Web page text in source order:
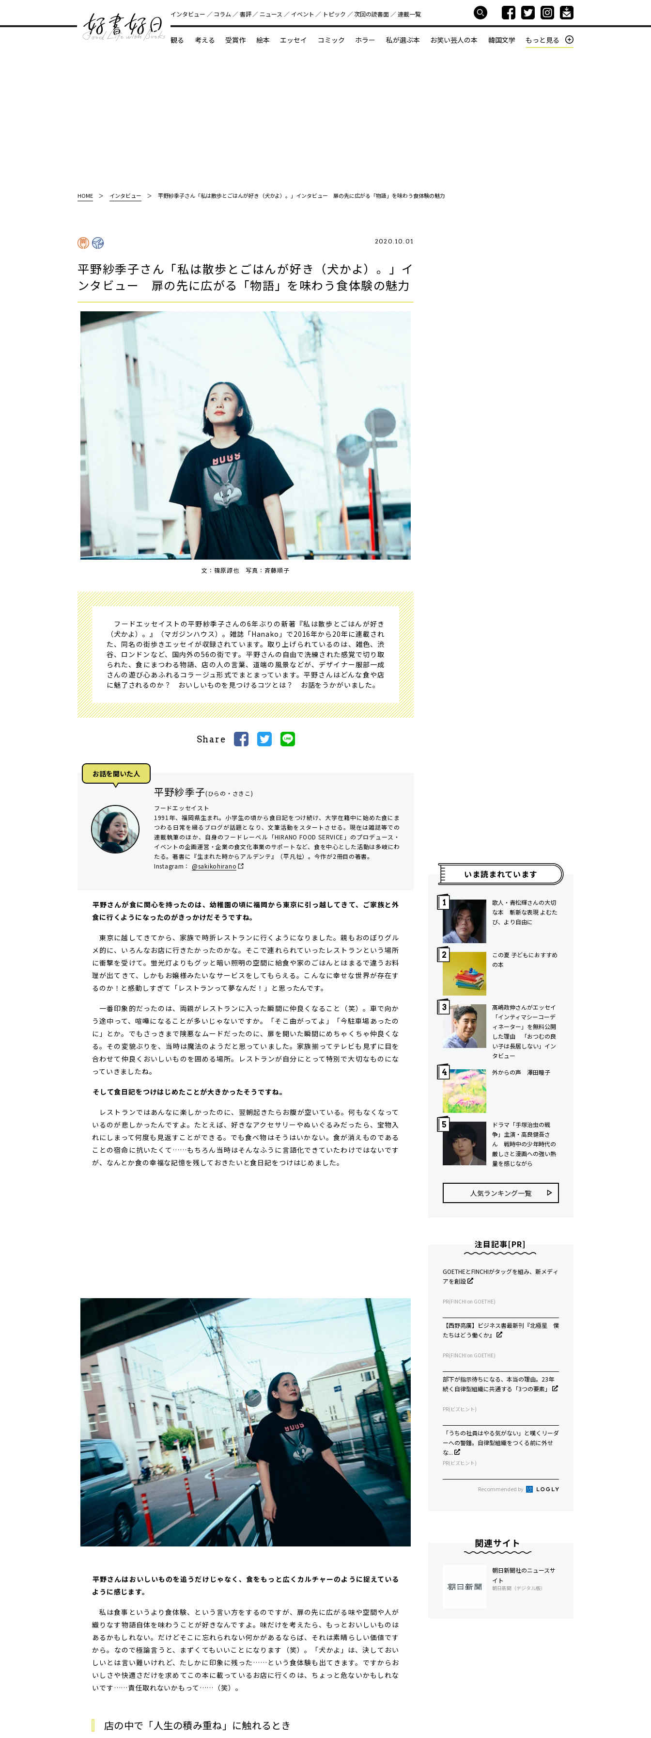
好書好日
インタビュー コラム 書評 ニュース イベント トピック 次回の読書⾯ 連載一覧
観る 考える 受賞作 絵本 エッセイ コミック ホラー 私が選ぶ本 お笑い芸人の本 韓国文学 もっと見る
HOME インタビュー 平野紗季子さん「私は散歩とごはんが好き（犬かよ）。」インタビュー 扉の先に広がる「物語」を味わう食体験の魅力
2020.10.01
平野紗季子さん「私は散歩とごはんが好き（犬かよ）。」イ
ンタビュー 扉の先に広がる「物語」を味わう食体験の魅力
文：篠原諄也 写真：斉藤順子
フードエッセイストの平野紗季子さんの6年ぶりの新著『私は散歩とごはんが好き
（犬かよ）。』（マガジンハウス）。雑誌「Hanako」で2016年から20年に連載され
た、同名の街歩きエッセイが収録されています。取り上げられているのは、雑色、渋
谷、ロンドンなど、国内外の56の街です。平野さんの自由で洗練された感覚で切り取
られた、食にまつわる物語、店の人の言葉、道端の風景などが、デザイナー服部一成
さんの遊び心あふれるコラージュ形式でまとまっています。平野さんはどんな食や店
に魅了されるのか？ おいしいものを見つけるコツとは？ お話をうかがいました。
Share
お話を聞いた⼈
平野紗季子(ひらの・さきこ)
フードエッセイスト
1991年、福岡県生まれ。小学生の頃から食日記をつけ続け、大学在籍中に始めた食にま
つわる日常を綴るブログが話題となり、文筆活動をスタートさせる。現在は雑誌等での
連載執筆のほか、自身のフードレーベル「HIRANO FOOD SERVICE」のプロデュース・
イベントの企画運営・企業の食文化事業のサポートなど、食を中心とした活動は多岐にわ
たる。著書に『生まれた時からアルデンテ』（平凡社）。今作が2冊目の著書。
Instagram： @sakikohirano
――平野さんが食に関心を持ったのは、幼稚園の頃に福岡から東京に引っ越してきて、ご家族と外
食に行くようになったのがきっかけだそうですね。
東京に越してきてから、家族で時折レストランに行くようになりました。親もおのぼりグル
メ的に、いろんなお店に行きたかったのかな。そこで連れられていったレストランという場所
に衝撃を受けて。蛍光灯よりもグッと暗い照明の空間に給食や家のごはんとはまるで違うお料
理が出てきて、しかもお嬢様みたいなサービスをしてもらえる。こんなに幸せな世界が存在す
るのか！と感動しすぎて「レストランって夢なんだ！」と思ったんです。
一番印象的だったのは、両親がレストランに入った瞬間に仲良くなること（笑）。車で向か
う途中って、喧嘩になることが多いじゃないですか。「そこ曲がってよ」「今駐車場あったの
に」とか。でもさっきまで険悪なムードだったのに、扉を開いた瞬間にめちゃくちゃ仲良くな
る。その変貌ぶりを、当時は魔法のようだと思っていました。家族揃ってテレビも見ずに目を
合わせて仲良くおいしいものを囲める場所。レストランが自分にとって特別で大切なものにな
っていきましたね。
――そして食日記をつけはじめたことが大きかったそうですね。
レストランではあんなに楽しかったのに、翌朝起きたらお腹が空いている。何もなくなって
いるのが悲しかったんですよ。たとえば、好きなアクセサリーやぬいぐるみだったら、宝物入
れにしまって何度も見返すことができる。でも食べ物はそうはいかない。食が消えものである
ことの宿命に抗いたくて……もちろん当時はそんなふうに言語化できていたわけではないです
が、なんとか食の幸福な記憶を残しておきたいと食日記をつけはじめました。
――平野さんはおいしいものを追うだけじゃなく、食をもっと広くカルチャーのように捉えている
ように感じます。
私は食事というより食体験、という言い方をするのですが、扉の先に広がる味や空間や人が
織りなす物語自体を味わうことが好きなんですよ。味だけを考えたら、もっとおいしいものは
あるかもしれない。だけどそこに忘れられない何かがあるならば、それは素晴らしい価値です
から。なので極論言うと、まずくてもいいことになります（笑）。「犬かよ」は、決しておい
しいとは言い難いけれど、たしかに印象に残った……という食体験も出てきます。ですからお
いしさや快適さだけを求めてこの本に載っているお店に行くのは、ちょっと危ないかもしれな
いです……責任取れないかもって……（笑）。
店の中で「人生の積み重ね」に触れるとき
いま読まれています
歌人・青松輝さんの大切
な本 斬新な表現 よむた
び、より自由に
この夏 子どもにおすすめ
の本
髙嶋政伸さんがエッセイ
「インティマシーコーデ
ィネーター」を無料公開
した理由 「おつむの良
い子は長居しない」イン
タビュー
外からの声 澤田瞳子
ドラマ「手塚治虫の戦
争」主演・高良健吾さ
ん 戦時中の少年時代の
厳しさと漫画への強い熱
量を感じながら
人気ランキング⼀覧
注目記事[PR]
GOETHEとFINCHIがタッグを組み、新メディ
アを創設
PR(FINCHI on GOETHE)
【西野亮廣】ビジネス書最新刊『北極星 僕
たちはどう働くか』
PR(FINCHI on GOETHE)
部下が指示待ちになる、本当の理由。23年
続く自律型組織に共通する「3つの要素」
PR(ビズヒント)
「うちの社員はやる気がない」と嘆くリーダ
ーへの警鐘。自律型組織をつくる前に外せ
な...
PR(ビズヒント)
Recommended by
関連サイト
朝日新聞社のニュースサ
イト
朝日新聞（デジタル版）